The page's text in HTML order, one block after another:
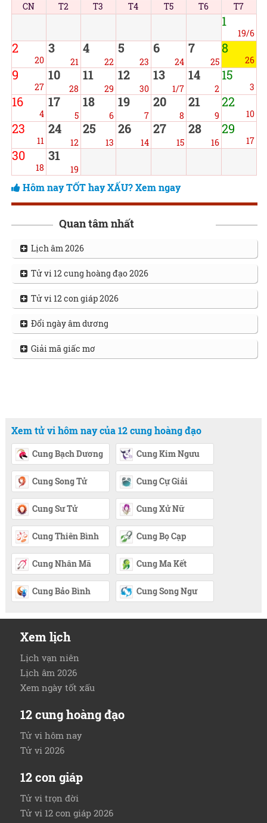
CN T2 T3 T4 T5 T6 T7
1
19/6
2
20
3
21
4
22
5
23
6
24
7
25
8
26
9
27
10
28
11
29
12
30
13
1/7
14
2
15
3
16
4
17
5
18
6
19
7
20
8
21
9
22
10
23
11
24
12
25
13
26
14
27
15
28
16
29
17
30
18
31
19
Hôm nay TỐT hay XẤU? Xem ngay
Quan tâm nhất
Lịch âm 2026
Tử vi 12 cung hoàng đạo 2026
Tử vi 12 con giáp 2026
Đổi ngày âm dương
Giải mã giấc mơ
Xem tử vi hôm nay của 12 cung hoàng đạo
Cung Bạch Dương Cung Kim Ngưu
Cung Song Tử Cung Cự Giải
Cung Sư Tử Cung Xử Nữ
Cung Thiên Bình Cung Bọ Cạp
Cung Nhân Mã Cung Ma Kết
Cung Bảo Bình Cung Song Ngư
Xem lịch
Lịch vạn niên
Lịch âm 2026
Xem ngày tốt xấu
12 cung hoàng đạo
Tử vi hôm nay
Tử vi 2026
12 con giáp
Tử vi trọn đời
Tử vi 12 con giáp 2026